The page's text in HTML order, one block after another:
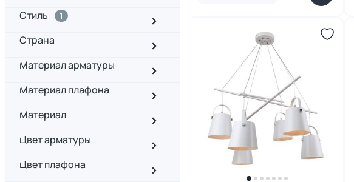
Стиль
1
Страна
Материал арматуры
Материал плафона
Материал
Цвет арматуры
Цвет плафона